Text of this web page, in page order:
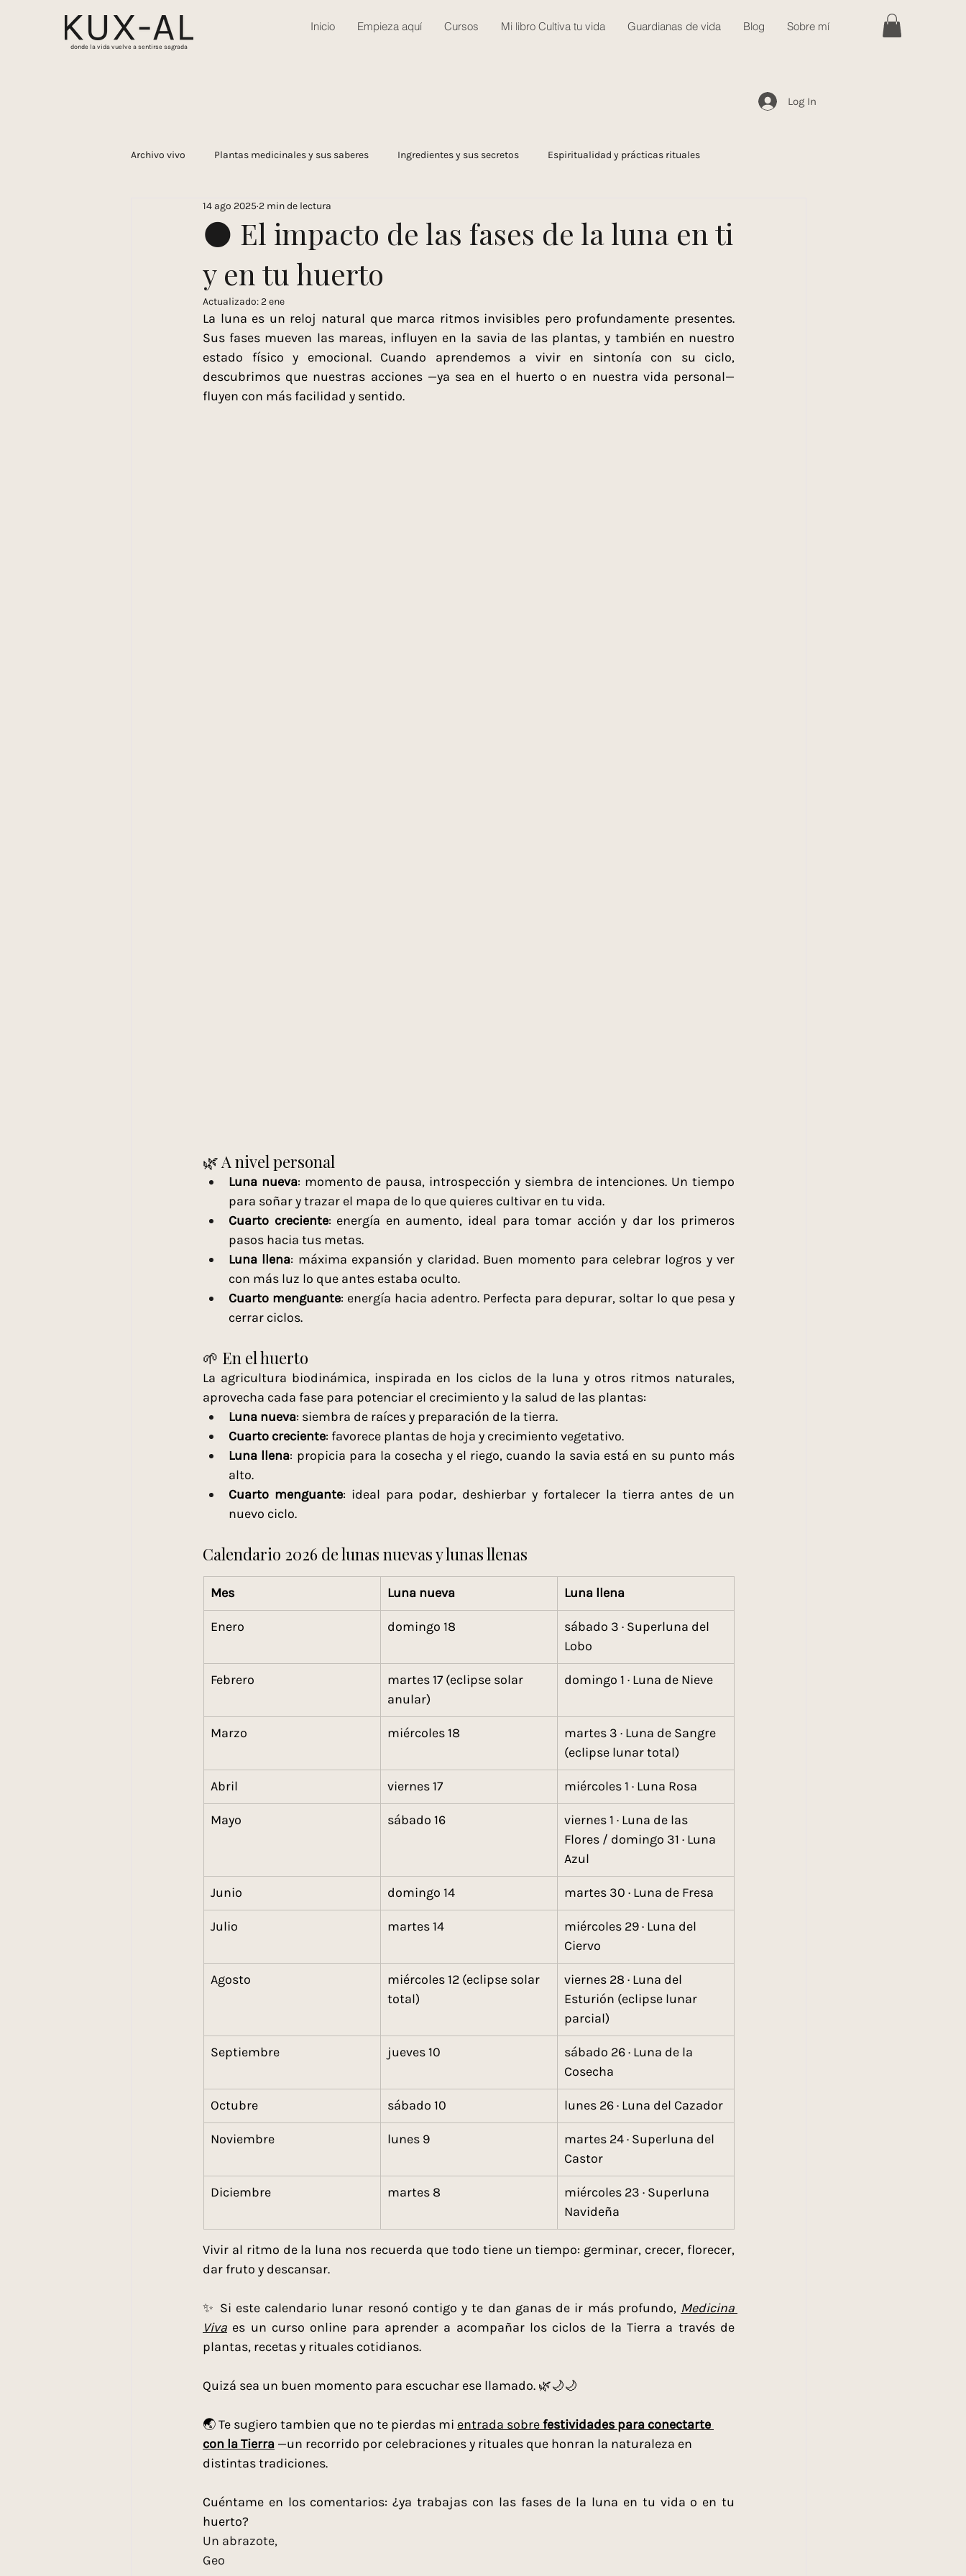
donde la vida vuelve a sentirse sagrada
Inicio Empieza aquí Cursos Mi libro Cultiva tu vida Guardianas de vida Blog Sobre mí
Log In
Archivo vivo Plantas medicinales y sus saberes Ingredientes y sus secretos Espiritualidad y prácticas rituales
Estilo de vida consciente Recursos y comunidad
Memoria viva Bebidas medicinales Cuidado corporal
🌑 El impacto de las fases de la luna en ti
y en tu huerto
14 ago 2025 2 min de lectura
Actualizado:2 ene
La luna es un reloj natural que marca ritmos invisibles pero profundamente presentes.
Sus fases mueven las mareas, influyen en la savia de las plantas, y también en nuestro
estado físico y emocional. Cuando aprendemos a vivir en sintonía con su ciclo,
descubrimos que nuestras acciones —ya sea en el huerto o en nuestra vida personal—
fluyen con más facilidad y sentido.
🌿 A nivel personal
Luna nueva: momento de pausa, introspección y siembra de intenciones. Un tiempo
para soñar y trazar el mapa de lo que quieres cultivar en tu vida.
Cuarto creciente: energía en aumento, ideal para tomar acción y dar los primeros
pasos hacia tus metas.
Luna llena: máxima expansión y claridad. Buen momento para celebrar logros y ver
con más luz lo que antes estaba oculto.
Cuarto menguante: energía hacia adentro. Perfecta para depurar, soltar lo que pesa y
cerrar ciclos.
🌱 En el huerto
La agricultura biodinámica, inspirada en los ciclos de la luna y otros ritmos naturales,
aprovecha cada fase para potenciar el crecimiento y la salud de las plantas:
Luna nueva: siembra de raíces y preparación de la tierra.
Cuarto creciente: favorece plantas de hoja y crecimiento vegetativo.
Luna llena: propicia para la cosecha y el riego, cuando la savia está en su punto más
alto.
Cuarto menguante: ideal para podar, deshierbar y fortalecer la tierra antes de un
nuevo ciclo.
Calendario 2026 de lunas nuevas y lunas llenas
Mes Luna nueva Luna llena
Enero domingo 18
sábado 3 · Superluna del
Lobo
Febrero
martes 17 (eclipse solar
anular)
domingo 1 · Luna de Nieve
Marzo miércoles 18
martes 3 · Luna de Sangre
(eclipse lunar total)
Abril viernes 17 miércoles 1 · Luna Rosa
Mayo sábado 16
viernes 1 · Luna de las
Flores / domingo 31 · Luna
Azul
Junio domingo 14 martes 30 · Luna de Fresa
Julio martes 14
miércoles 29 · Luna del
Ciervo
Agosto
miércoles 12 (eclipse solar
total)
viernes 28 · Luna del
Esturión (eclipse lunar
parcial)
Septiembre jueves 10
sábado 26 · Luna de la
Cosecha
Octubre sábado 10 lunes 26 · Luna del Cazador
Noviembre lunes 9
martes 24 · Superluna del
Castor
Diciembre martes 8
miércoles 23 · Superluna
Navideña
Vivir al ritmo de la luna nos recuerda que todo tiene un tiempo: germinar, crecer, florecer,
dar fruto y descansar.
✨ Si este calendario lunar resonó contigo y te dan ganas de ir más profundo, Medicina
Viva es un curso online para aprender a acompañar los ciclos de la Tierra a través de
plantas, recetas y rituales cotidianos.
Quizá sea un buen momento para escuchar ese llamado. 🌿🌙🌙
🌏 Te sugiero tambien que no te pierdas mi entrada sobre festividades para conectarte
con la Tierra —un recorrido por celebraciones y rituales que honran la naturaleza en
distintas tradiciones.
Cuéntame en los comentarios: ¿ya trabajas con las fases de la luna en tu vida o en tu
huerto?
Un abrazote,
Geo